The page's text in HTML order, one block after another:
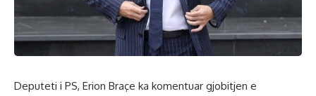
Deputeti i PS, Erion Braçe ka komentuar gjobitjen e